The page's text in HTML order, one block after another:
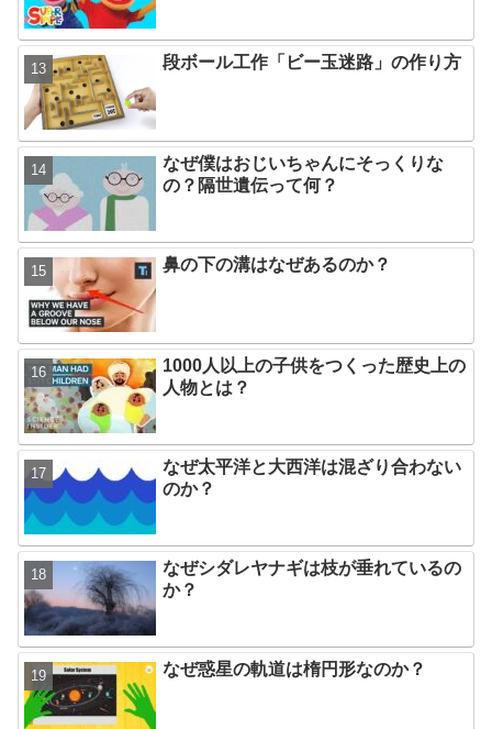
段ボール工作「ビー玉迷路」の作り方
なぜ僕はおじいちゃんにそっくりな
の？隔世遺伝って何？
鼻の下の溝はなぜあるのか？
1000人以上の子供をつくった歴史上の
人物とは？
なぜ太平洋と大西洋は混ざり合わない
のか？
なぜシダレヤナギは枝が垂れているの
か？
なぜ惑星の軌道は楕円形なのか？